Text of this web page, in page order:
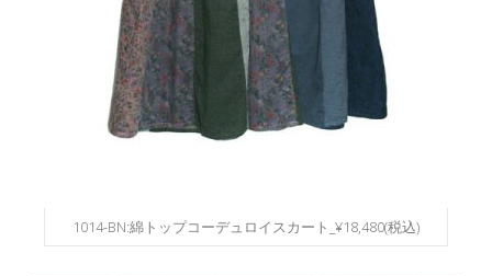
1014-BN:綿トップコーデュロイスカート_¥18,480(税込)